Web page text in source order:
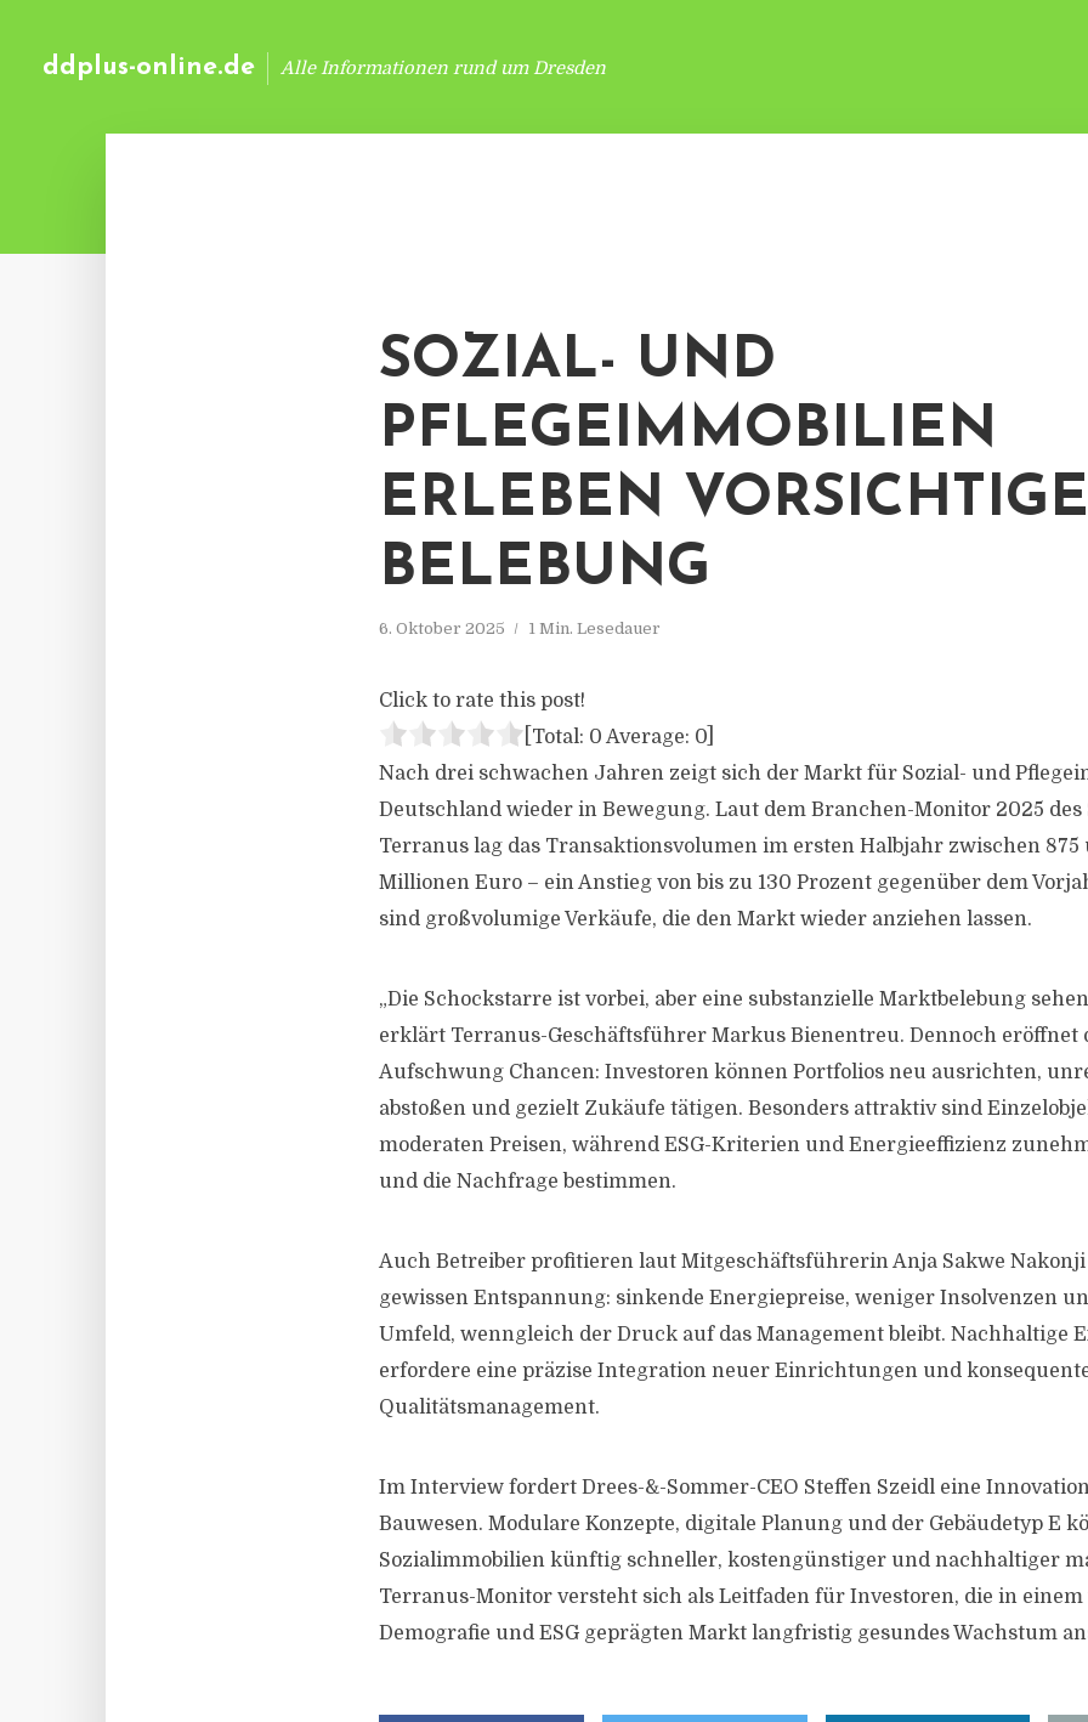
ddplus-online.de Alle Informationen rund um Dresden
SOZIAL- UND
PFLEGEIMMOBILIEN
ERLEBEN VORSICHTIGE
BELEBUNG
6. Oktober 2025 1 Min. Lesedauer
Click to rate this post!
[Total: 0 Average: 0
Nach drei schwachen Jahren zeigt sich der Markt für Sozial- und
Deutschland wieder in Bewegung. Laut dem Branchen-Monitor 2025 des
Terranus lag das Transaktionsvolumen im ersten Halbjahr zwischen 875
Millionen Euro – ein Anstieg von bis zu 130 Prozent gegenüber dem
sind großvolumige Verkäufe, die den Markt wieder anziehen lassen.
„Die Schockstarre ist vorbei, aber eine substanzielle Marktbelebung
erklärt Terranus-Geschäftsführer Markus Bienentreu. Dennoch eröffnet
Aufschwung Chancen: Investoren können Portfolios neu ausrichten,
abstoßen und gezielt Zukäufe tätigen. Besonders attraktiv sind
moderaten Preisen, während ESG-Kriterien und Energieeffizienz
und die Nachfrage bestimmen.
Auch Betreiber profitieren laut Mitgeschäftsführerin Anja Sakwe
gewissen Entspannung: sinkende Energiepreise, weniger Insolvenzen
Umfeld, wenngleich der Druck auf das Management bleibt. Nachhaltige
erfordere eine präzise Integration neuer Einrichtungen und
Qualitätsmanagement.
Im Interview fordert Drees-&-Sommer-CEO Steffen Szeidl eine
Bauwesen. Modulare Konzepte, digitale Planung und der Gebäudetyp E
Sozialimmobilien künftig schneller, kostengünstiger und nachhaltiger
Terranus-Monitor versteht sich als Leitfaden für Investoren, die in einem
Demografie und ESG geprägten Markt langfristig gesundes Wachstum